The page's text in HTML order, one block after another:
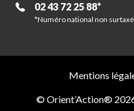
02 43 72 25 88*
*Numéro national non surtaxé
© Orient’Action®
Mentions